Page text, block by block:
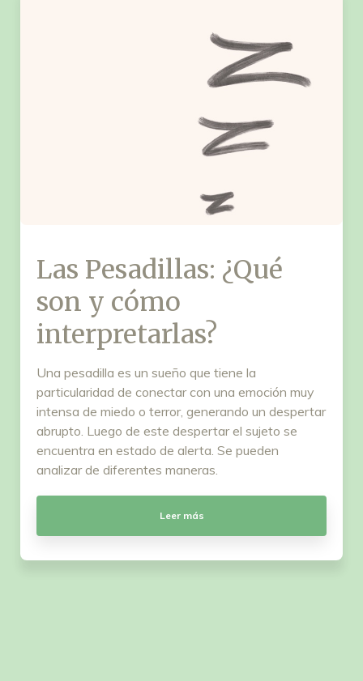
Las Pesadillas: ¿Qué
son y cómo
interpretarlas?
Una pesadilla es un sueño que tiene la
particularidad de conectar con una emoción muy
intensa de miedo o terror, generando un despertar
abrupto. Luego de este despertar el sujeto se
encuentra en estado de alerta. Se pueden
analizar de diferentes maneras.
Leer más